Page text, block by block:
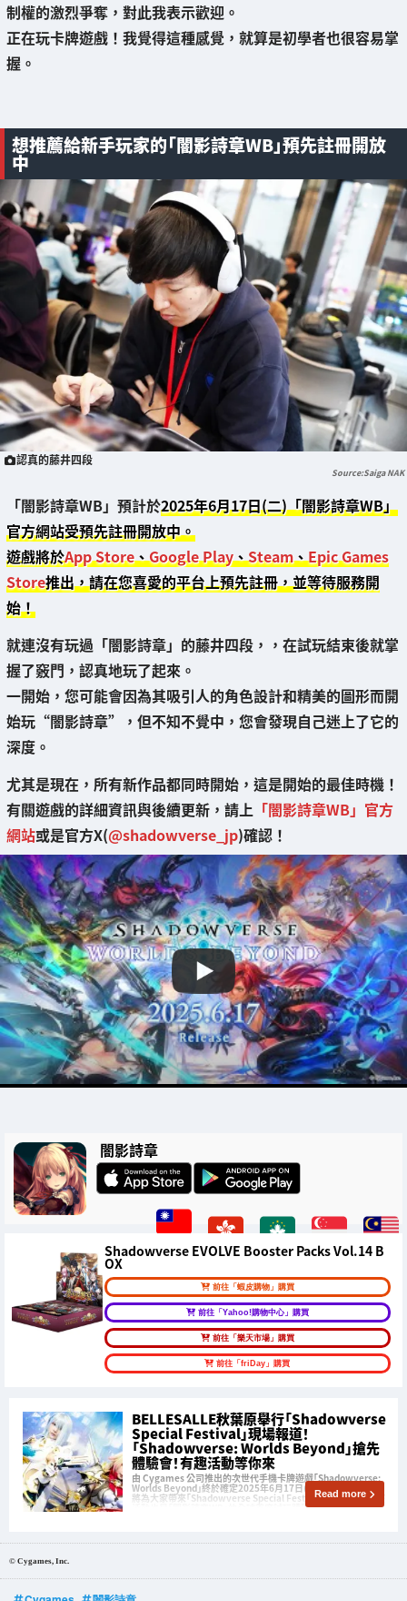
制權的激烈爭奪，對此我表示歡迎。
正在玩卡牌遊戲！我覺得這種感覺， 就算是初學者也很容易掌
握 。
想推薦給新手玩家的「闇影詩章WB」預先註冊開放
中
認真的藤井四段
Saiga NAK
「闇影詩章WB」預計於2025年6月17日(二)「闇影詩章WB」
官方網站受預先註冊開放中。
遊戲將於App Store、Google Play、Steam、Epic Games
Store推出，請在您喜愛的平台上預先註冊，並等待服務開
始！
就連沒有玩過「闇影詩章」的藤井四段，，在試玩結束後就掌
握了竅門，認真地玩了起來。
一開始，您可能會因為其吸引人的角色設計和精美的圖形而開
始玩“闇影詩章”，但不知不覺中，您會發現自己迷上了它的
深度。
尤其是現在，所有新作品都同時開始，這是開始的最佳時機！
有關遊戲的詳細資訊與後續更新，請上 「闇影詩章WB」官方
網站或是官方X(@shadowverse_jp)確認！
闇影詩章
Shadowverse EVOLVE Booster Packs Vol.14 B
OX
前往「蝦皮購物」購買
前往「Yahoo!購物中心」購買
前往「樂天市場」購買
前往「friDay」購買
BELLESALLE秋葉原舉行「Shadowverse
Special Festival」現場報道！
「Shadowverse: Worlds Beyond」搶先
體驗會！有趣活動等你來
由 Cygames 公司推出的次世代手機卡牌遊戲「Shadowverse:
Worlds Beyond」終於確定2025年6月17日(二)正式上綫！ 本次
將為大家帶來「Shadowverse Special Festival」的現場報導，該
活動也是「闇影詩章WB」的全球首度試玩體驗會。
Read more
© Cygames, Inc.